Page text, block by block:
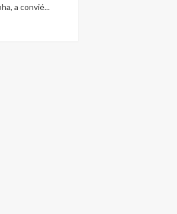
a convié...